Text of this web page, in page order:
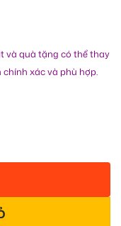
và quà tặng có thể thay
xác và phù hợp.